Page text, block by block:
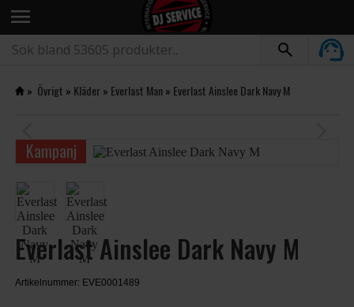
menu
» Övrigt » Kläder» Everlast Man» Everlast Ainslee Dark Navy M
Kampanj
Everlast Ainslee Dark Navy M
Artikelnummer: EVE0001489